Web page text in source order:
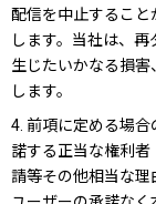
配信を中止すること
します。当社は、
生じたいかなる損
します。
4. 前項に定める場
諾する正当な権利
請等その他相当な理